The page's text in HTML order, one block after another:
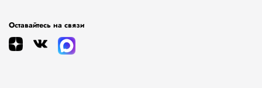
Оставайтесь на связи